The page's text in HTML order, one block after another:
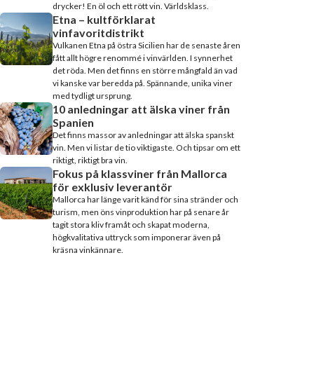
drycker! En öl och ett rött vin. Världsklass.
Etna – kultförklarat
vinfavoritdistrikt
Vulkanen Etna på östra Sicilien har de senaste åren
fått allt högre renommé i vinvärlden. I synnerhet
det röda. Men det finns en större mångfald än vad
vi kanske var beredda på. Spännande, unika viner
med tydligt ursprung.
10 anledningar att älska viner från
Spanien
Det finns massor av anledningar att älska spanskt
vin. Men vi listar de tio viktigaste. Och tipsar om ett
riktigt, riktigt bra vin.
Fokus på klassviner från Mallorca
för exklusiv leverantör
Mallorca har länge varit känd för sina stränder och
turism, men öns vinproduktion har på senare år
tagit stora kliv framåt och skapat moderna,
högkvalitativa uttryck som imponerar även på
kräsna vinkännare.